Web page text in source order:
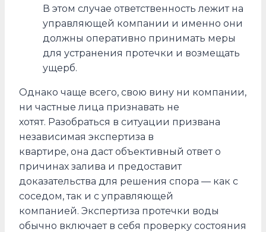
В этом случае ответственность лежит на
управляющей компании и именно они
должны оперативно принимать меры
для устранения протечки и возмещать
ущерб.
Однако чаще всего, свою вину ни компании,
ни частные лица признавать не
хотят. Разобраться в ситуации призвана
независимая экспертиза в
квартире, она даст объективный ответ о
причинах залива и предоставит
доказательства для решения спора — как с
соседом, так и с управляющей
компанией. Экспертиза протечки воды
обычно включает в себя проверку состояния